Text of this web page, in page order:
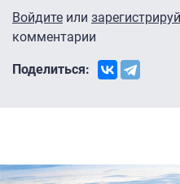
Войдите или
комментарии
Поделиться: